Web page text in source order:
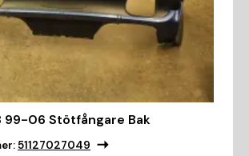
99-06 Stötfångare Bak
51127027049